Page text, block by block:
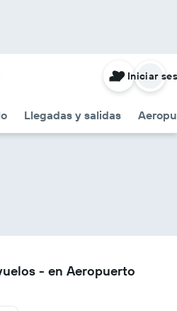
Llegadas y salidas
Iniciar
- en Aeropuerto